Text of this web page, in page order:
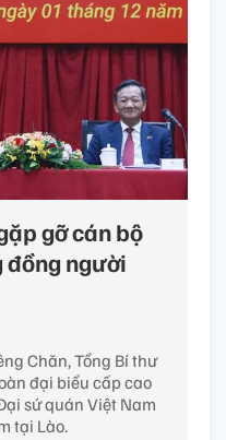
gỡ cán bộ
đồng người
Chăn, Tổng Bí thư
đại biểu cấp cao
sứ quán Việt Nam
tại Lào.